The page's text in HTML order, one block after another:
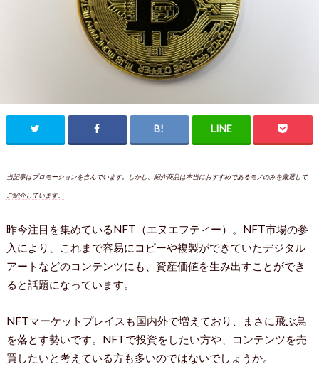
当記事はプロモーションを含んでいます。しかし、紹介商品は本当におすすめであるモノのみを厳選して
ご紹介しています。
昨今注目を集めているNFT（エヌエフティー）。NFT市場の参
入により、これまで容易にコピーや複製ができていたデジタル
アートなどのコンテンツにも、資産価値を生み出すことができ
ると話題になっています。
NFTマーケットプレイスも国内外で増えており、まさに飛ぶ鳥
を落とす勢いです。NFTで投資をしたい方や、コンテンツを売
買したいと考えている方も多いのではないでしょうか。